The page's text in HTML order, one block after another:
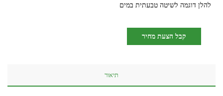
להלן דוגמה לשיטה טבעתית במים
קבל הצעת מחיר
תיאור